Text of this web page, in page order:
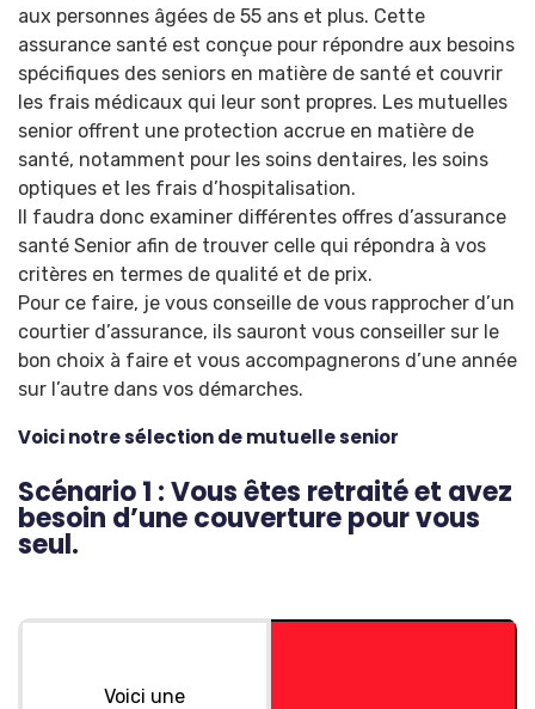
aux personnes âgées de 55 ans et plus. Cette
assurance santé est conçue pour répondre aux besoins
spécifiques des seniors en matière de santé et couvrir
les frais médicaux qui leur sont propres. Les mutuelles
senior offrent une protection accrue en matière de
santé, notamment pour les soins dentaires, les soins
optiques et les frais d’hospitalisation.
Il faudra donc examiner différentes offres d’assurance
santé Senior afin de trouver celle qui répondra à vos
critères en termes de qualité et de prix.
Pour ce faire, je vous conseille de vous rapprocher d’un
courtier d’assurance, ils sauront vous conseiller sur le
bon choix à faire et vous accompagnerons d’une année
sur l’autre dans vos démarches.
Voici notre sélection de mutuelle senior
Scénario 1 : Vous êtes retraité et avez
besoin d’une couverture pour vous
seul.
Voici une